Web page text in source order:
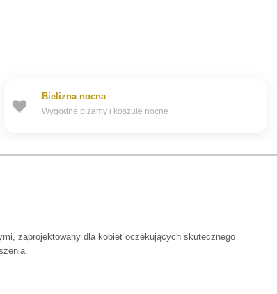
Bielizna nocna
Wygodne piżamy i koszule nocne
zaprojektowany dla kobiet oczekujących skutecznego